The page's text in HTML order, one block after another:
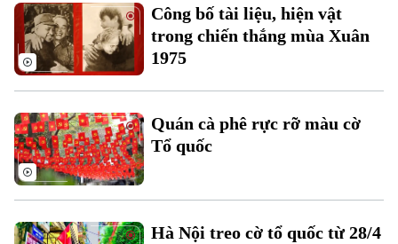
Golf
Sao
Điện ảnh
Âm nhạc
Công bố tài liệu, hiện vật
trong chiến thắng mùa Xuân
1975
Quán cà phê rực rỡ màu cờ
Tổ quốc
Hà Nội treo cờ tổ quốc từ 28/4